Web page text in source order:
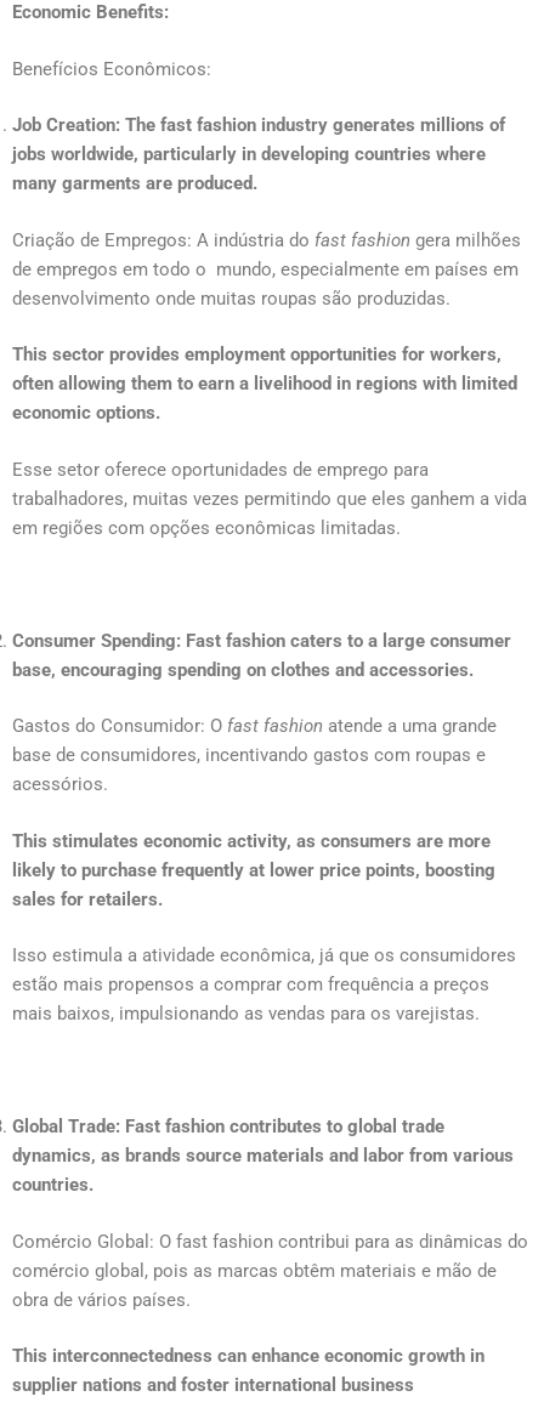
Economic Benefits:
Benefícios Econômicos:
Job Creation: The fast fashion industry generates millions of
jobs worldwide, particularly in developing countries where
many garments are produced.
Criação de Empregos: A indústria do fast fashion gera milhões
de empregos em todo o mundo, especialmente em países em
desenvolvimento onde muitas roupas são produzidas.
This sector provides employment opportunities for workers,
often allowing them to earn a livelihood in regions with limited
economic options.
Esse setor oferece oportunidades de emprego para
trabalhadores, muitas vezes permitindo que eles ganhem a vida
em regiões com opções econômicas limitadas.
Consumer Spending: Fast fashion caters to a large consumer
base, encouraging spending on clothes and accessories.
Gastos do Consumidor: O fast fashion atende a uma grande
base de consumidores, incentivando gastos com roupas e
acessórios.
This stimulates economic activity, as consumers are more
likely to purchase frequently at lower price points, boosting
sales for retailers.
Isso estimula a atividade econômica, já que os consumidores
estão mais propensos a comprar com frequência a preços
mais baixos, impulsionando as vendas para os varejistas.
Global Trade: Fast fashion contributes to global trade
dynamics, as brands source materials and labor from various
countries.
Comércio Global: O fast fashion contribui para as dinâmicas do
comércio global, pois as marcas obtêm materiais e mão de
obra de vários países.
This interconnectedness can enhance economic growth in
supplier nations and foster international business